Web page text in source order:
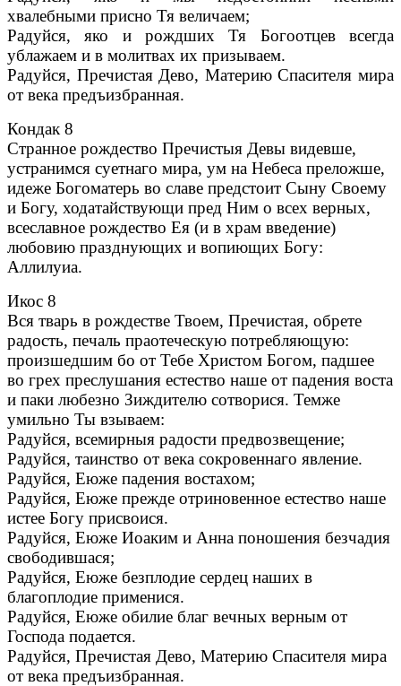
хвалебными присно Тя величаем;
Радуйся, яко и рождших Тя Богоотцев всегда
ублажаем и в молитвах их призываем.
Радуйся, Пречистая Дево, Материю Спасителя мира
от века предъизбранная.
Кондак 8
Странное рождество Пречистыя Девы видевше,
устранимся суетнаго мира, ум на Небеса преложше,
идеже Богоматерь во славе предстоит Сыну Своему
и Богу, ходатайствующи пред Ним о всех верных,
всеславное рождество Ея (и в храм введение)
любовию празднующих и вопиющих Богу:
Аллилуиа.
Икос 8
Вся тварь в рождестве Твоем, Пречистая, обрете
радость, печаль праотеческую потребляющую:
произшедшим бо от Тебе Христом Богом, падшее
во грех преслушания естество наше от падения воста
и паки любезно Зиждителю сотворися. Темже
умильно Ты взываем:
Радуйся, всемирныя радости предвозвещение;
Радуйся, таинство от века сокровеннаго явление.
Радуйся, Еюже падения востахом;
Радуйся, Еюже прежде отриновенное естество наше
истее Богу присвоися.
Радуйся, Еюже Иоаким и Анна поношения безчадия
свободившася;
Радуйся, Еюже безплодие сердец наших в
благоплодие применися.
Радуйся, Еюже обилие благ вечных верным от
Господа подается.
Радуйся, Пречистая Дево, Материю Спасителя мира
от века предъизбранная.